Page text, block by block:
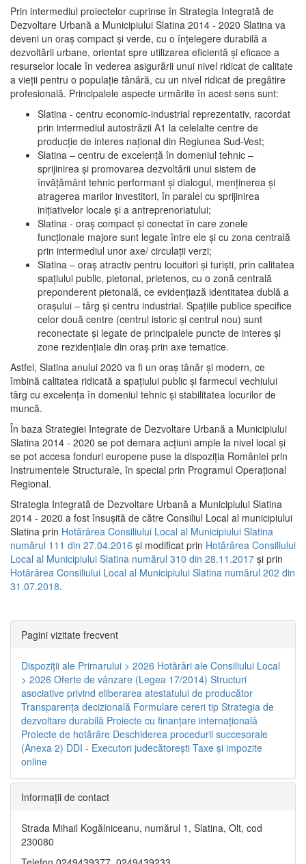
Prin intermediul proiectelor cuprinse în Strategia Integrată de
Dezvoltare Urbană a Municipiului Slatina 2014 - 2020 Slatina va
deveni un oraş compact şi verde, cu o înţelegere durabilă a
dezvoltării urbane, orientat spre utilizarea eficientă şi eficace a
resurselor locale în vederea asigurării unui nivel ridicat de calitate
a vieţii pentru o populaţie tânără, cu un nivel ridicat de pregătire
profesională. Principalele aspecte urmărite în acest sens sunt:
Slatina - centru economic-industrial reprezentativ, racordat
prin intermediul autostrăzii A1 la celelalte centre de
producţie de interes naţional din Regiunea Sud-Vest;
Slatina – centru de excelenţă în domeniul tehnic –
sprijinirea şi promovarea dezvoltării unui sistem de
învăţământ tehnic performant şi dialogul, menţinerea şi
atragerea marilor investitori, în paralel cu sprijinirea
iniţiativelor locale şi a antreprenoriatului;
Slatina - oraş compact şi conectat în care zonele
funcţionale majore sunt legate între ele şi cu zona centrală
prin intermediul unor axe/ circulații verzi;
Slatina – oraş atractiv pentru locuitori şi turişti, prin calitatea
spaţiului public, pietonal, prietenos, cu o zonă centrală
preponderent pietonală, ce evidenţiază identitatea dublă a
oraşului – târg şi centru industrial. Spaţiile publice specifice
celor două centre (centrul istoric şi centrul nou) sunt
reconectate şi legate de principalele puncte de interes şi
zone rezidenţiale din oraş prin axe tematice.
Astfel, Slatina anului 2020 va fi un oraş tânăr şi modern, ce
îmbină calitatea ridicată a spaţiului public şi farmecul vechiului
târg cu excelenţa în domeniul tehnic şi stabilitatea locurilor de
muncă.
În baza Strategiei Integrate de Dezvoltare Urbană a Municipiului
Slatina 2014 - 2020 se pot demara acţiuni ample la nivel local şi
se pot accesa fonduri europene puse la dispoziţia României prin
Instrumentele Structurale, în special prin Programul Operațional
Regional.
Strategia Integrată de Dezvoltare Urbană a Municipiului Slatina
2014 - 2020 a fost însuşită de către Consiliul Local al municipiului
Slatina prin Hotărârea Consiliului Local al Municipiului Slatina
numărul 111 din 27.04.2016 și modificat prin Hotărârea Consiliului
Local al Municipiului Slatina numărul 310 din 28.11.2017 și prin
Hotărârea Consiliului Local al Municipiului Slatina numărul 202 din
31.07.2018.
Pagini vizitate frecvent
Dispoziţii ale Primarului > 2026 Hotărâri ale Consiliului Local
> 2026 Oferte de vânzare (Legea 17/2014) Structuri
asociative privind eliberarea atestatului de producător
Transparenţa decizională Formulare cereri tip Strategia de
dezvoltare durabilă Proiecte cu finanţare internaţională
Proiecte de hotărâre Deschiderea procedurii succesorale
(Anexa 2) DDI - Executori judecătorești Taxe şi impozite
online
Informaţii de contact
Strada Mihail Kogălniceanu, numărul 1, Slatina, Olt, cod
230080